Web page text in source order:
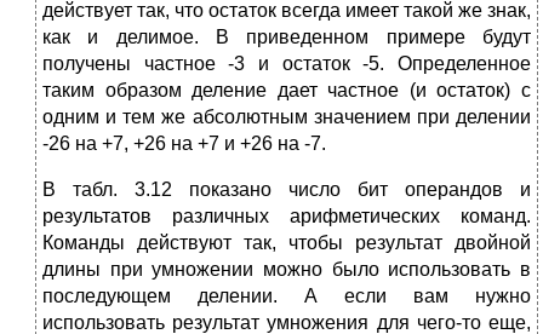
действует так, что остаток всегда имеет такой же знак,
как и делимое. В приведенном примере будут
получены частное -3 и остаток -5. Определенное
таким образом деление дает частное (и остаток) с
одним и тем же абсолютным значением при делении
-26 на +7, +26 на +7 и +26 на -7.
В табл. 3.12 показано число бит операндов и
результатов различных арифметических команд.
Команды действуют так, чтобы результат двой­ной
длины при умножении можно было использовать в
последующем делении. А если вам нужно
использовать результат умножения для чего-то еще,